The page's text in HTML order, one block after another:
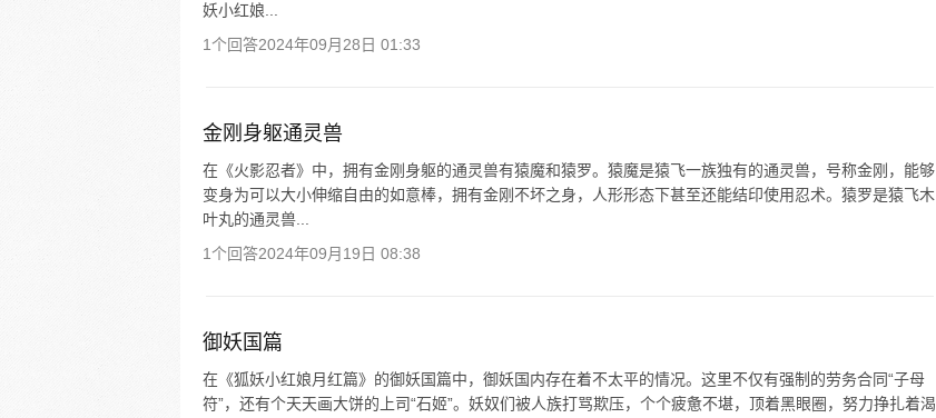
妖小红娘...
1个回答2024年09月28日 01:33
金刚身躯通灵兽
在《火影忍者》中，拥有金刚身躯的通灵兽有猿魔和猿罗。猿魔是猿飞一族独有的通灵兽，号称金刚，能够
变身为可以大小伸缩自由的如意棒，拥有金刚不坏之身，人形形态下甚至还能结印使用忍术。猿罗是猿飞木
叶丸的通灵兽...
1个回答2024年09月19日 08:38
御妖国篇
在《狐妖小红娘月红篇》的御妖国篇中，御妖国内存在着不太平的情况。这里不仅有强制的劳务合同“子母
符”，还有个天天画大饼的上司“石姬”。妖奴们被人族打骂欺压，个个疲惫不堪，顶着黑眼圈，努力挣扎着渴